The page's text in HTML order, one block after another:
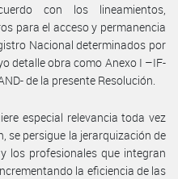
con los lineamientos,
para el acceso y permanencia
Nacional determinados por
detalle obra como Anexo I –IF-
de la presente Resolución.
especial relevancia toda vez
se persigue la jerarquización de
los profesionales que integran
la eficiencia de las